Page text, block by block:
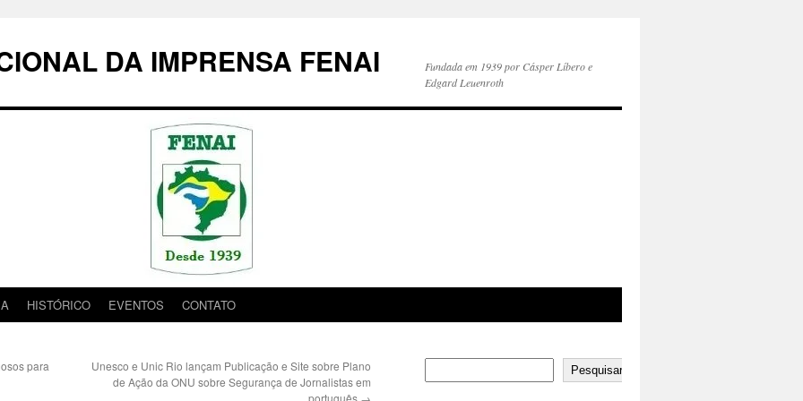
DA IMPRENSA FENAI
Fundada em 1939 por Cásper Líbero e
Edgard Leuenroth
HISTÓRICO EVENTOS CONTATO
para
Unesco e Unic Rio lançam Publicação e Site sobre Plano
de Ação da ONU sobre Segurança de Jornalistas em
português →
Pesquisar